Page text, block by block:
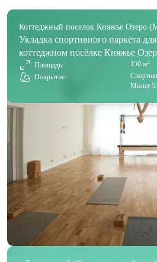
Коттеджный поселок Княжье Озеро
Укладка спортивного паркета
коттеджном посёлке Княжье
Площадь:
150 м²
Покрытие:
Master